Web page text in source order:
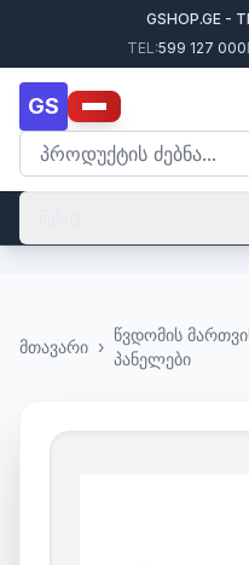
GSHOP.GE -
TEL:599 127 000
GS
მთავარი ›
წვდომის
პანელები